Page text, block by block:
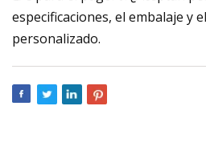
especificaciones, el embalaje y
personalizado.